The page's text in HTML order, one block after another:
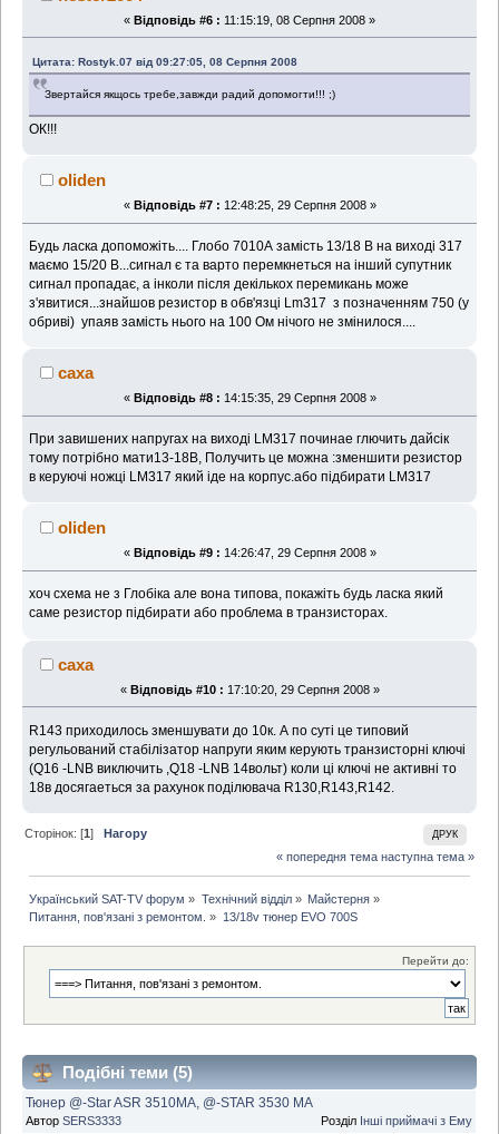
« Відповідь #6 : 11:15:19, 08 Серпня 2008 »
Цитата: Rostyk.07 від 09:27:05, 08 Серпня 2008
Звертайся якщось требе,завжди радий допомогти!!! ;)
ОК!!!
oliden
« Відповідь #7 : 12:48:25, 29 Серпня 2008 »
Будь ласка допоможіть.... Глобо 7010А замість 13/18 В на виході 317
маємо 15/20 В...сигнал є та варто перемкнеться на інший супутник
сигнал пропадає, а інколи після декількох перемикань може
з'явитися...знайшов резистор в обв'язці Lm317 з позначенням 750 (у
обриві) упаяв замість нього на 100 Ом нічого не змінилося....
caxa
« Відповідь #8 : 14:15:35, 29 Серпня 2008 »
При завишених напругах на виході LM317 починае глючить дайсік
тому потрібно мати13-18В, Получить це можна :зменшити резистор
в керуючі ножці LM317 який іде на корпус.або підбирати LM317
oliden
« Відповідь #9 : 14:26:47, 29 Серпня 2008 »
хоч схема не з Глобіка але вона типова, покажіть будь ласка який
саме резистор підбирати або проблема в транзисторах.
caxa
« Відповідь #10 : 17:10:20, 29 Серпня 2008 »
R143 приходилось зменшувати до 10к. А по суті це типовий
регульований стабілізатор напруги яким керують транзисторні ключі
(Q16 -LNB виключить ,Q18 -LNB 14вольт) коли ці ключі не активні то
18в досягаеться за рахунок поділювача R130,R143,R142.
ДРУК
Сторінок: [1]Нагору
« попередня тема наступна тема »
Український SAT-TV форум » Технічний відділ» Майстерня»
Питання, пов'язані з ремонтом. » 13/18v тюнер EVO 700S
Перейти до:
Подібні теми (5)
Тюнер @-Star ASR 3510MA, @-STAR 3530 МА
Автор SERS3333 Розділ Інші приймачі з Ему